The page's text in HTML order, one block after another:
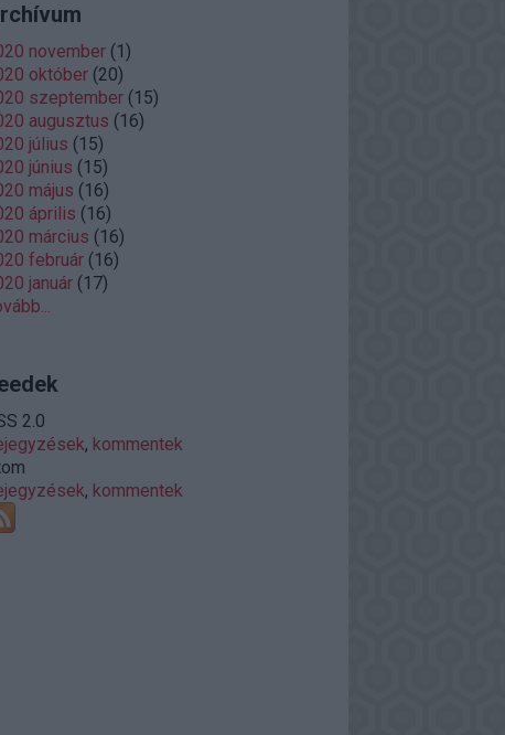
november (1)
október (20)
szeptember (15)
augusztus (16)
július (15)
június (15)
május (16)
április (16)
március (16)
február (16)
január (17)
...
2.0
, kommentek
, kommentek